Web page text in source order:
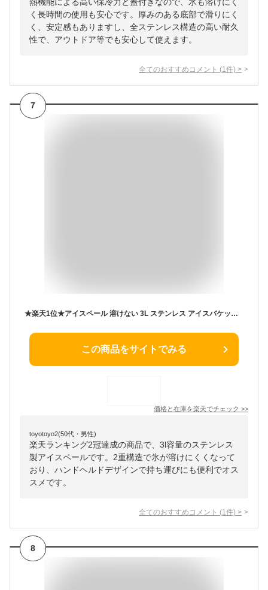
熱機能による高い保冷力と蓋付きなので、氷も溶けにく
く長時間の使用も安心です。厚みのある底部で滑りにく
く、安定感もありますし、全ステンレス構造の高い耐久
性で、アウトドア等でも安心して使えます。
全てのおすすめコメント (1 件) >
7
★楽天1位★アイスペール 溶けない 3L ステンレス アイスバケット おしゃれ 氷入れ 二重構造 蓋付き アイスペール＆トングセット 真空断熱 大容量 円筒形 シャンパン パーティー食器保冷用 キャンプ 披露宴 カラオケ バー レストラン 家庭用 業務用
この商品をサイトでみる
価格と在庫を楽天でチェック >>
toyotoyo2(50代・男性)
楽天ランキング2冠達成の商品で、3l容量のステンレス
製アイスペールです。2重構造で氷が溶けにくくなって
おり、ハンドヘルドデザインで持ち運びにも便利でオス
スメです。
全てのおすすめコメント (1 件) >
8